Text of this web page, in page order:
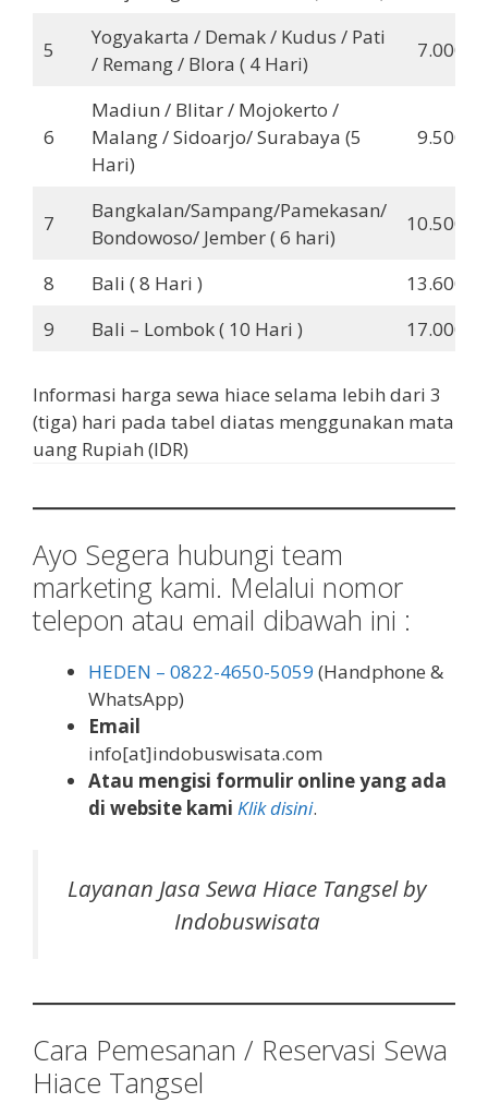
5
Yogyakarta / Demak / Kudus / Pati
/ Remang / Blora ( 4 Hari)
6
Madiun / Blitar / Mojokerto /
Malang / Sidoarjo/ Surabaya (5
Hari)
7
Bangkalan/Sampang/Pamekasan/
Bondowoso/ Jember ( 6 hari)
8 Bali ( 8 Hari )
9
Bali – Lombok ( 10 Hari )
Informasi harga sewa hiace selama lebih dari 3
(tiga) hari pada tabel diatas menggunakan mata
uang Rupiah (IDR)
Ayo Segera hubungi team
marketing kami. Melalui nomor
telepon atau email dibawah ini :
HEDEN – 0822-4650-5059 (Handphone &
WhatsApp)
Email
info[at]indobuswisata.com
Atau mengisi formulir online yang ada
di website kami Klik disini.
Layanan Jasa Sewa Hiace Tangsel by
Indobuswisata
Cara Pemesanan / Reservasi Sewa
Hiace Tangsel